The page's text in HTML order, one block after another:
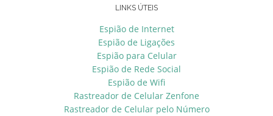
LINKS ÚTEIS
Espião de Internet
Espião de Ligações
Espião para Celular
Espião de Rede Social
Espião de Wifi
Rastreador de Celular Zenfone
Rastreador de Celular pelo Número